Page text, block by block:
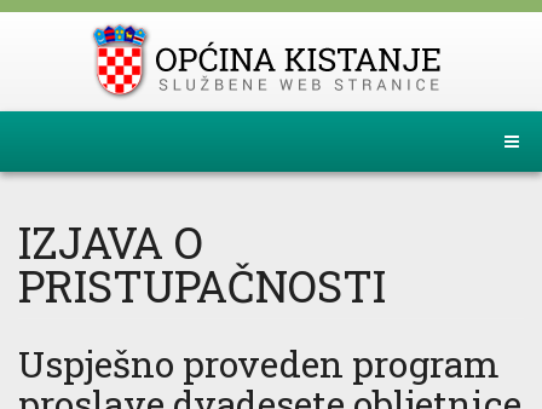
IZJAVA O
PRISTUPAČNOSTI
Uspješno proveden program